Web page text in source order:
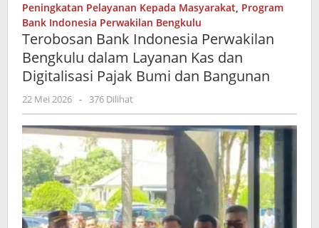
Perwakilan
Bengkulu
dalam
Layanan
Kas
Pajak
Bumi
dan
Bangunan
Peningkatan Pelayanan Kepada Masyarakat, Program
Bank Indonesia Perwakilan Bengkulu
Terobosan Bank Indonesia Perwakilan
Bengkulu dalam Layanan Kas dan
Digitalisasi Pajak Bumi dan Bangunan
22 Mei 2026 oleh
admin
- 376 Dilihat